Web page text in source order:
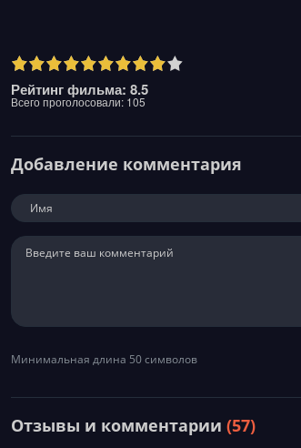
Рейтинг фильма: 8.5
Всего проголосовали: 105
Добавление комментария
Минимальная длина 50 символов
Отзывы и комментарии (57)